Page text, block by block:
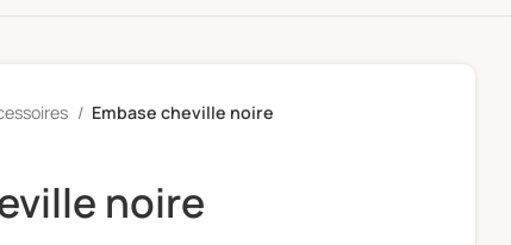
Embase cheville noire
noire